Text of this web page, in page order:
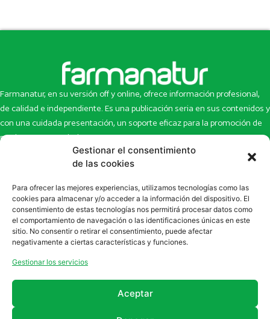
Gestionar el consentimiento
de las cookies
Para ofrecer las mejores experiencias, utilizamos tecnologías como las
cookies para almacenar y/o acceder a la información del dispositivo. El
consentimiento de estas tecnologías nos permitirá procesar datos como
el comportamiento de navegación o las identificaciones únicas en este
sitio. No consentir o retirar el consentimiento, puede afectar
negativamente a ciertas características y funciones.
Gestionar los servicios
Aceptar
Farmanatur, en su versión off y online, ofrece información profesional,
de calidad e independiente. Es una publicación seria en sus contenidos y
con una cuidada presentación, un soporte eficaz para la promoción de
productos y novedades.
Inicio
Newsletter
Eco Multimedia
Contacto
Artículos
Escaparate
Enlaces de interés
SUSCRÍBETE A NUESTRO NEWSLETTER
la sección deNewsletter